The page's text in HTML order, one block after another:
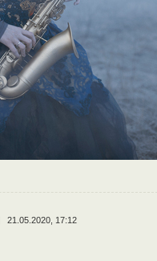
21.05.2020, 17:12